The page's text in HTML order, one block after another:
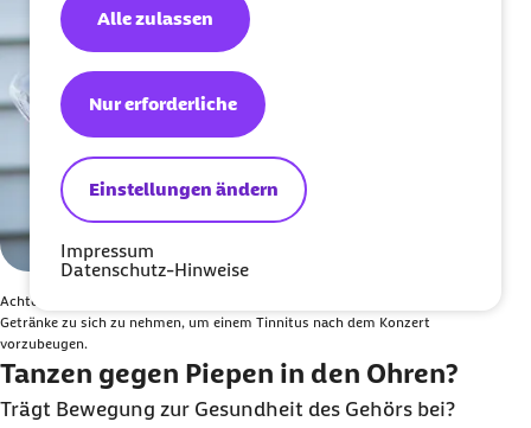
Einstellungen ändern
Nur erforderliche
Alle zulassen
Impressum
Datenschutz-Hinweise
Achten Sie auf Konzerten und Partys darauf, genug nicht-alkoholische
Getränke zu sich zu nehmen, um einem Tinnitus nach dem Konzert
vorzubeugen.
Tanzen gegen Piepen in den Ohren?
Trägt Bewegung zur Gesundheit des Gehörs bei?